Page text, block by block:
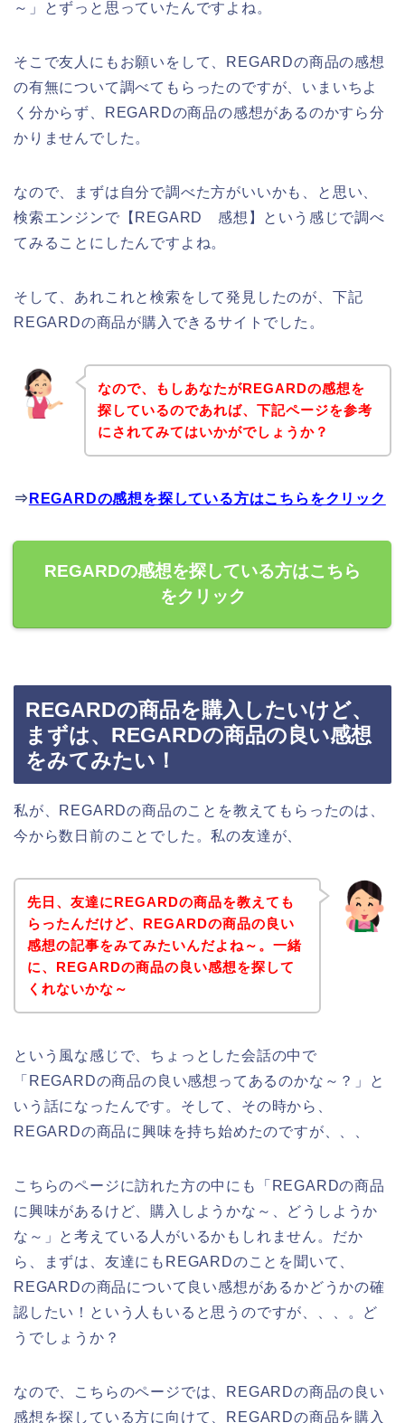
～」とずっと思っていたんですよね。
そこで友人にもお願いをして、REGARDの商品の感想
の有無について調べてもらったのですが、いまいちよ
く分からず、REGARDの商品の感想があるのかすら分
かりませんでした。
なので、まずは自分で調べた方がいいかも、と思い、
検索エンジンで【REGARD 感想】という感じで調べ
てみることにしたんですよね。
そして、あれこれと検索をして発見したのが、下記
REGARDの商品が購入できるサイトでした。
なので、もしあなたがREGARDの感想を
探しているのであれば、下記ページを参考
にされてみてはいかがでしょうか？
⇒ REGARDの感想を探している方はこちらをクリック
REGARDの感想を探している方はこちら
をクリック
REGARDの商品を購入したいけど、
まずは、REGARDの商品の良い感想
をみてみたい！
私が、REGARDの商品のことを教えてもらったのは、
今から数日前のことでした。私の友達が、
先日、友達にREGARDの商品を教えても
らったんだけど、REGARDの商品の良い
感想の記事をみてみたいんだよね～。一緒
に、REGARDの商品の良い感想を探して
くれないかな～
という風な感じで、ちょっとした会話の中で
「REGARDの商品の良い感想ってあるのかな～？」と
いう話になったんです。そして、その時から、
REGARDの商品に興味を持ち始めたのですが、、、
こちらのページに訪れた方の中にも「REGARDの商品
に興味があるけど、購入しようかな～、どうしようか
な～」と考えている人がいるかもしれません。だか
ら、まずは、友達にもREGARDのことを聞いて、
REGARDの商品について良い感想があるかどうかの確
認したい！という人もいると思うのですが、、、。ど
うでしょうか？
なので、こちらのページでは、REGARDの商品の良い
感想を探している方に向けて、REGARDの商品を購入